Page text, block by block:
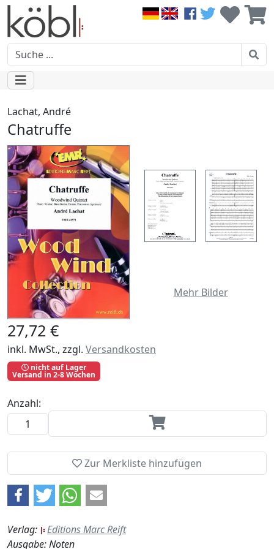
Lachat, André
Chatruffe
Mehr Bilder
Verlag:
Editions Marc Reift
Ausgabe: Noten
27,72 €
inkl. MwSt., zzgl. Versandkosten
nicht auf Lager
Versand in 2-8 Wochen
Anzahl:
Zur Merkliste hinzufügen